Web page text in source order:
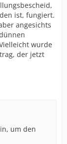
ist, fungiert.
angesichts
wurde
der jetzt
um den